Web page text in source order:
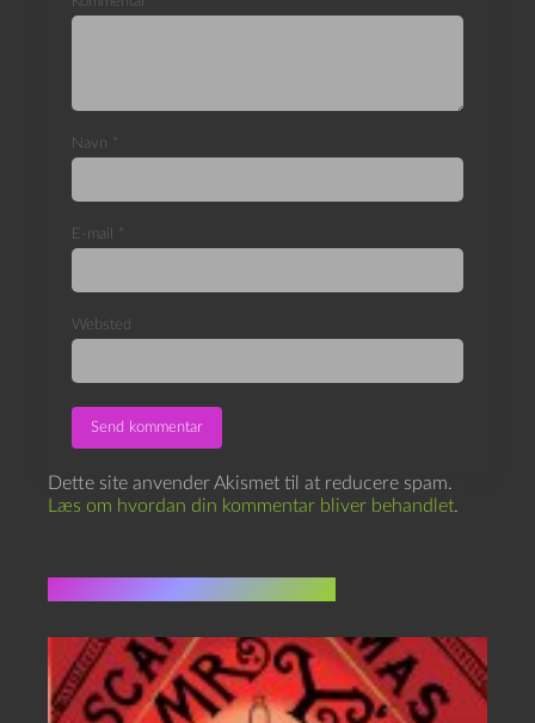
Navn *
E-mail *
Websted
Dette site anvender Akismet til at reducere spam.
Læs om hvordan din kommentar bliver behandlet.